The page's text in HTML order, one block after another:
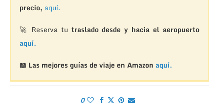
precio, aquí.
🚀 Reserva tu traslado desde y hacia el aeropuerto
aquí.
📖 Las mejores guías de viaje en Amazon aquí.
0